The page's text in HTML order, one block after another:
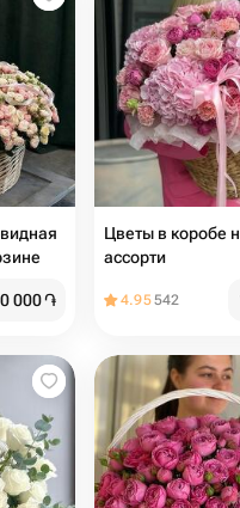
000֏
Цветы в коробе
ассорти
4.95542